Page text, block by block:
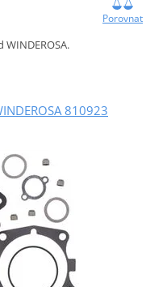
Porovnat
WINDEROSA.
810923